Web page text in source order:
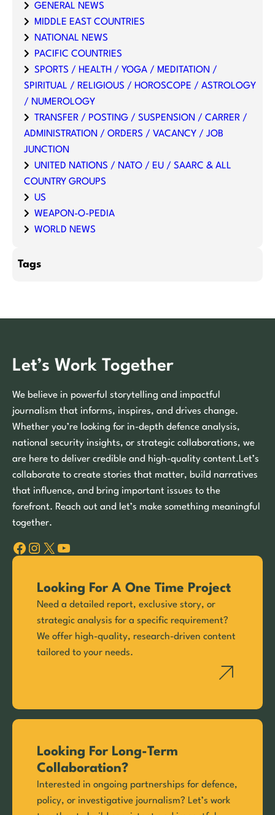
GENERAL NEWS
MIDDLE EAST COUNTRIES
NATIONAL NEWS
PACIFIC COUNTRIES
SPORTS / HEALTH / YOGA / MEDITATION /
SPIRITUAL / RELIGIOUS / HOROSCOPE / ASTROLOGY
/ NUMEROLOGY
TRANSFER / POSTING / SUSPENSION / CARRER /
ADMINISTRATION / ORDERS / VACANCY / JOB
JUNCTION
UNITED NATIONS / NATO / EU / SAARC & ALL
COUNTRY GROUPS
US
WEAPON-O-PEDIA
WORLD NEWS
Tags
Let’s Work Together
We believe in powerful storytelling and impactful
journalism that informs, inspires, and drives change.
Whether you’re looking for in-depth defence analysis,
national security insights, or strategic collaborations, we
are here to deliver credible and high-quality content.Let’s
collaborate to create stories that matter, build narratives
that influence, and bring important issues to the
forefront. Reach out and let’s make something meaningful
together.
Facebook Instagram X YouTube
Looking For A One Time Project
Need a detailed report, exclusive story, or
strategic analysis for a specific requirement?
We offer high-quality, research-driven content
tailored to your needs.
Looking For Long-Term
Collaboration?
Interested in ongoing partnerships for defence,
policy, or investigative journalism? Let’s work